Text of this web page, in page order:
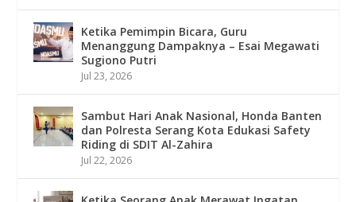
Ketika Pemimpin Bicara, Guru
Menanggung Dampaknya – Esai Megawati
Sugiono Putri
Jul 23, 2026
Sambut Hari Anak Nasional, Honda Banten
dan Polresta Serang Kota Edukasi Safety
Riding di SDIT Al-Zahira
Jul 22, 2026